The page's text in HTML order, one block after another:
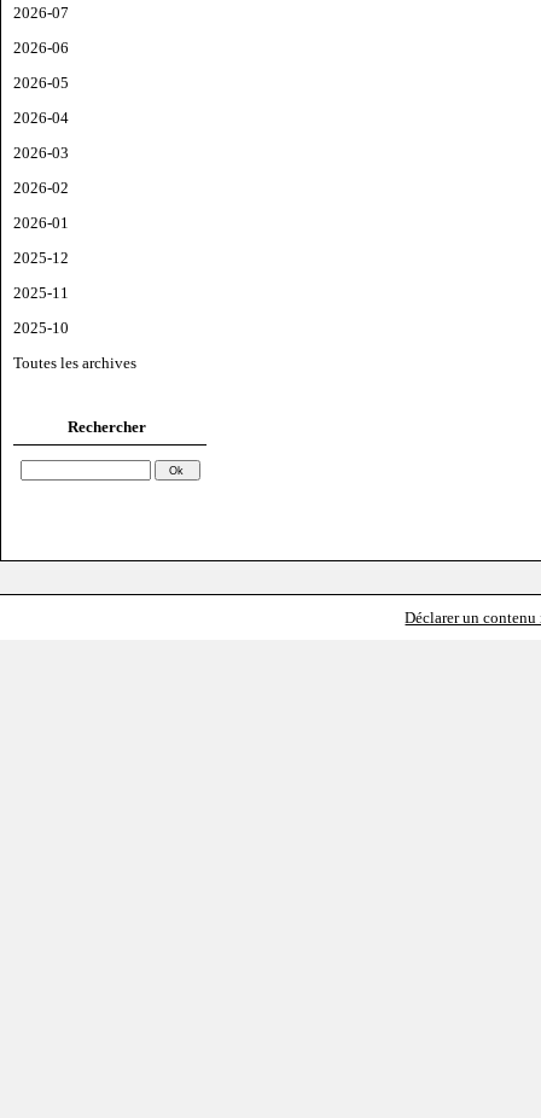
2026-07
2026-06
2026-05
2026-04
2026-03
2026-02
2026-01
2025-12
2025-11
2025-10
Toutes les archives
Rechercher
Déclarer un